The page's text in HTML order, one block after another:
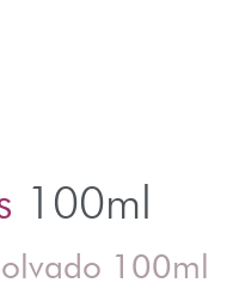
100ml
100ml